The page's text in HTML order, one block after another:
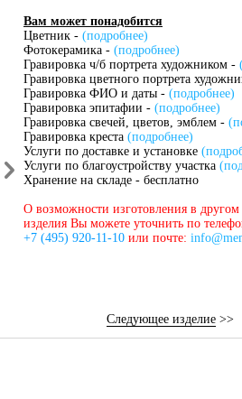
Вам может понадобится
Цветник - (подробнее)
Фотокерамика - (подробнее)
Гравировка ч/б портрета художником -
Гравировка цветного портрета
Гравировка ФИО и даты - (подробнее)
Гравировка эпитафии - (подробнее)
Гравировка свечей, цветов, эмблем -
Гравировка креста (подробнее)
Услуги по доставке и установке
Услуги по благоустройству участка
Хранение на складе - бесплатно
О возможности изготовления в
изделия Вы можете уточнить по
+7 (495) 920-11-10 или почте:
Следующее изделие>>